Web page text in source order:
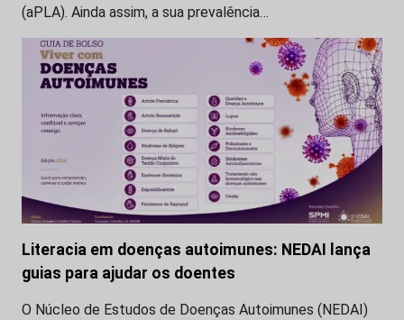
(aPLA). Ainda assim, a sua prevalência…
Literacia em doenças autoimunes: NEDAI lança
guias para ajudar os doentes
O Núcleo de Estudos de Doenças Autoimunes (NEDAI)